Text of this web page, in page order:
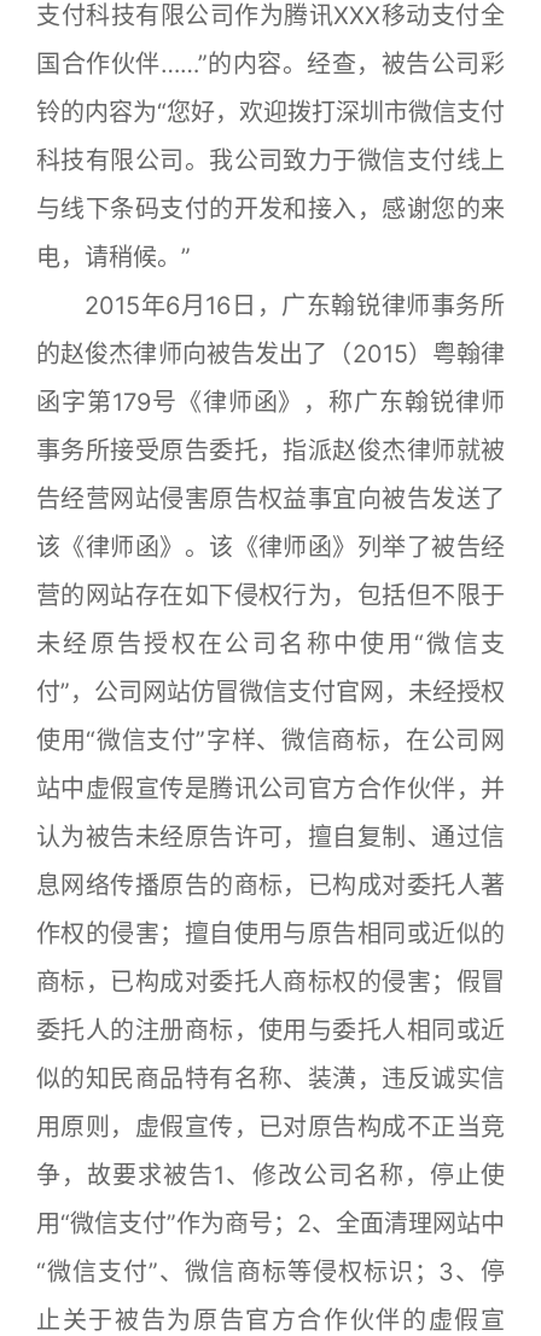
支付科技有限公司作为腾讯XXX移动支付全
国合作伙伴……”的内容。经查，被告公司彩
铃的内容为“您好，欢迎拨打深圳市微信支付
科技有限公司。我公司致力于微信支付线上
与线下条码支付的开发和接入，感谢您的来
电，请稍候。”
2015年6月16日，广东翰锐律师事务所
的赵俊杰律师向被告发出了（2015）粤翰律
函字第179号《律师函》，称广东翰锐律师
事务所接受原告委托，指派赵俊杰律师就被
告经营网站侵害原告权益事宜向被告发送了
该《律师函》。该《律师函》列举了被告经
营的网站存在如下侵权行为，包括但不限于
未经原告授权在公司名称中使用“微信支
付”，公司网站仿冒微信支付官网，未经授权
使用“微信支付”字样、微信商标，在公司网
站中虚假宣传是腾讯公司官方合作伙伴，并
认为被告未经原告许可，擅自复制、通过信
息网络传播原告的商标，已构成对委托人著
作权的侵害；擅自使用与原告相同或近似的
商标，已构成对委托人商标权的侵害；假冒
委托人的注册商标，使用与委托人相同或近
似的知民商品特有名称、装潢，违反诚实信
用原则，虚假宣传，已对原告构成不正当竞
争，故要求被告1、修改公司名称，停止使
用“微信支付”作为商号；2、全面清理网站中
“微信支付”、微信商标等侵权标识；3、停
止关于被告为原告官方合作伙伴的虚假宣